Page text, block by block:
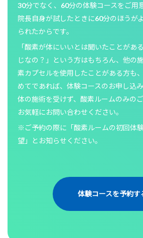
30分でなく、60分の体験コースをご用
院長自身が試したときに60分のほうが
られたからです。
「酸素が体にいいとは聞いたことがあ
じなの？」という方はもちろん、他の
素カプセルを使用したことがある方も
めてであれば、体験コースのお申し込
体の施術を受けず、酸素ルームのみの
お気軽にお問い合わせください。
※ご予約の際に「酸素ルームの初回体
望」とお知らせください。
体験コースを予約す